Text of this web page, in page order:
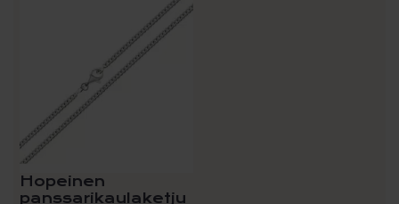
Hopeinen
panssarikaulaketju
valinnat
tuotteen
sivulla.